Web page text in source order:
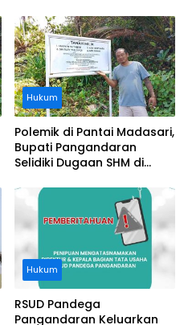
Buruknya Koordinasi
Perusahaan
Hukum
Polemik di Pantai Madasari,
Bupati Pangandaran
Selidiki Dugaan SHM di
Pantai
Hukum
RSUD Pandega
Pangandaran Keluarkan